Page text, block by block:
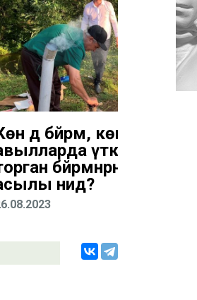
дә бәйрәм, көн дә туй:
үткәрелә
бәйрәмнәрнең
нидә?